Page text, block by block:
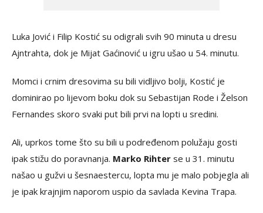
Luka Jović i Filip Kostić su odigrali svih 90 minuta u dresu
Ajntrahta, dok je Mijat Gaćinović u igru ušao u 54. minutu.
Momci i crnim dresovima su bili vidljivo bolji, Kostić je
dominirao po lijevom boku dok su Sebastijan Rode i Želson
Fernandes skoro svaki put bili prvi na lopti u sredini.
Ali, uprkos tome što su bili u podređenom polužaju gosti
ipak stižu do poravnanja. Marko Rihter se u 31. minutu
našao u gužvi u šesnaestercu, lopta mu je malo pobjegla ali
je ipak krajnjim naporom uspio da savlada Kevina Trapa.